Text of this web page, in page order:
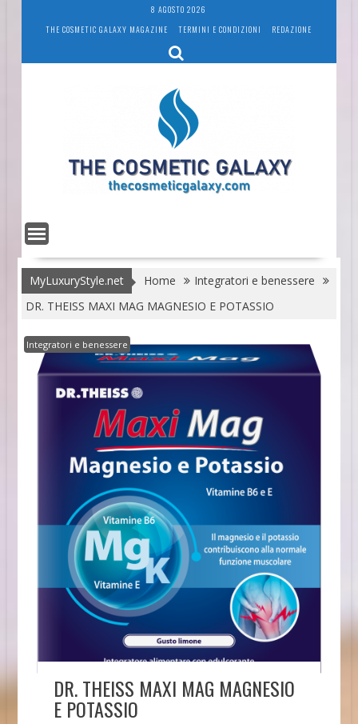
8 AGOSTO 2026
THE COSMETIC GALAXY MAGAZINE
TERMINI E CONDIZIONI REDAZIONE
MyLuxuryStyle.net Home
Integratori e benessere
DR. THEISS MAXI MAG MAGNESIO E POTASSIO
Integratori e benessere
DR. THEISS MAXI MAG MAGNESIO
E POTASSIO